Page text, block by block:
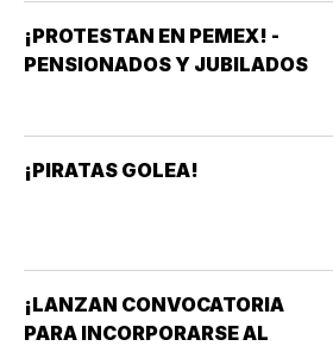
¡PROTESTAN EN PEMEX! -
PENSIONADOS Y JUBILADOS
¡PIRATAS GOLEA!
¡LANZAN CONVOCATORIA
PARA INCORPORARSE AL